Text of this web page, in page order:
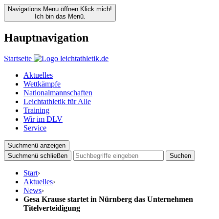
Navigations Menu öffnen Klick mich!
Ich bin das Menü.
Hauptnavigation
Startseite
Aktuelles
Wettkämpfe
Nationalmannschaften
Leichtathletik für Alle
Training
Wir im DLV
Service
Suchmenü anzeigen
Suchmenü schließen
Suchen
Start›
Aktuelles›
News›
Gesa Krause startet in Nürnberg das Unternehmen
Titelverteidigung